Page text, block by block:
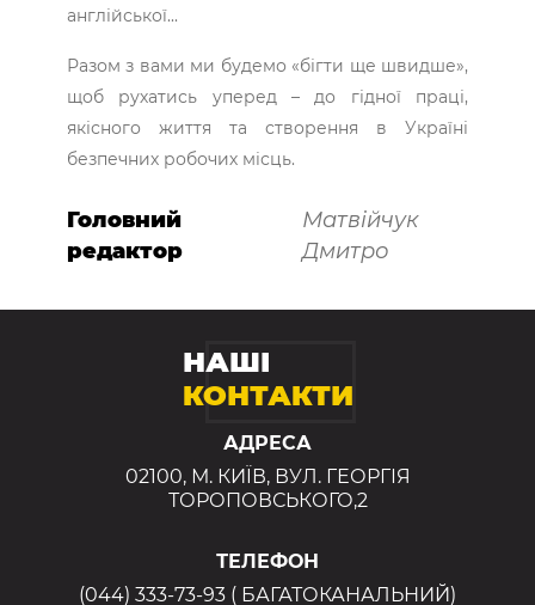
англійської...
Разом з вами ми будемо «бігти ще швидше»,
щоб рухатись уперед – до гідної праці,
якісного життя та створення в Україні
безпечних робочих місць.
Головний
редактор
Матвійчук
Дмитро
НАШІ
КОНТАКТИ
АДРЕСА
02100, М. КИЇВ, ВУЛ. ГЕОРГІЯ
ТОРОПОВСЬКОГО,2
ТЕЛЕФОН
(044) 333-73-93 ( БАГАТОКАНАЛЬНИЙ)